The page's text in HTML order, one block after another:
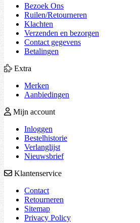
Bezoek Ons
Ruilen/Retourneren
Klachten
Verzenden en bezorgen
Contact gegevens
Betalingen
Extra
Merken
Aanbiedingen
Mijn account
Inloggen
Bestelhistorie
Verlanglijst
Nieuwsbrief
Klantenservice
Contact
Retourneren
Sitemap
Privacy Policy